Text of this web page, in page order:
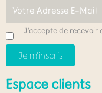
J'accepte de recevoir
Espace clients